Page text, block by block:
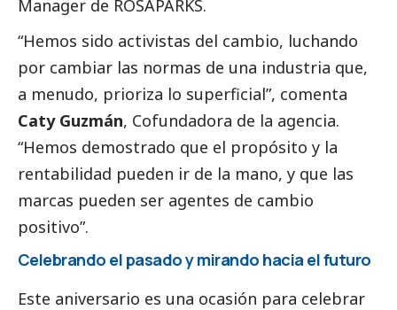
Manager de ROSAPARKS.
“Hemos sido activistas del cambio, luchando
por cambiar las normas de una industria que,
a menudo, prioriza lo superficial”, comenta
Caty Guzmán, Cofundadora de la agencia.
“Hemos demostrado que el propósito y la
rentabilidad pueden ir de la mano, y que las
marcas pueden ser agentes de cambio
positivo”.
Celebrando el pasado y mirando hacia el futuro
Este aniversario es una ocasión para celebrar